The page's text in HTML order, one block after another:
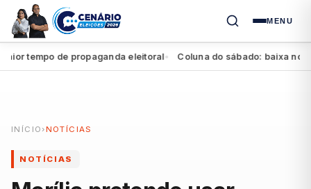
MENU
tempo de propaganda eleitoral● Coluna do sábado: baixa no
INÍCIO › NOTÍCIAS
NOTÍCIAS